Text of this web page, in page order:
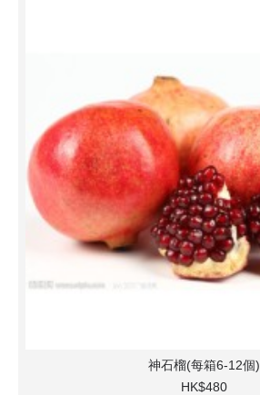
神石榴(每箱6-12個)
HK$480